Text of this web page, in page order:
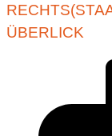
ÜBERLICK